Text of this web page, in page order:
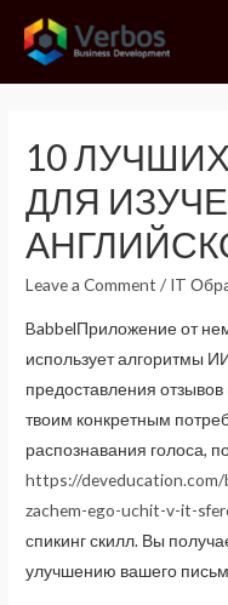
10
ДЛЯ
Leave a Comment / IT
BabbelПриложение от
использует алгоритмы
предоставления
твоим конкретным
распознавания голоса,
https://
zachem-ego-uchit-v-it-
спикинг скилл. Вы
улучшению вашего